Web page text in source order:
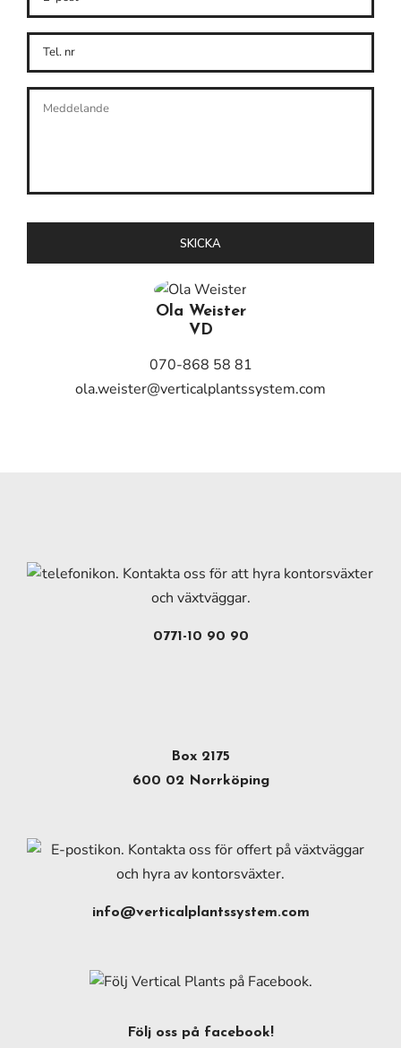
Ola Weister
VD
070-868 58 81
ola.weister@verticalplantssystem.com
0771-10 90 90
Box 2175
600 02 Norrköping
info@verticalplantssystem.com
Följ oss på facebook!